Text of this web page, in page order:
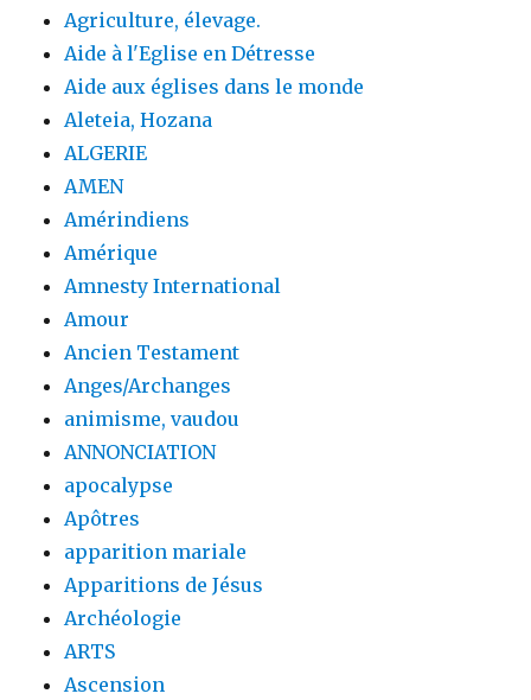
Agriculture, élevage.
Aide à l'Eglise en Détresse
Aide aux églises dans le monde
Aleteia, Hozana
ALGERIE
AMEN
Amérindiens
Amérique
Amnesty International
Amour
Ancien Testament
Anges/Archanges
animisme, vaudou
ANNONCIATION
apocalypse
Apôtres
apparition mariale
Apparitions de Jésus
Archéologie
ARTS
Ascension